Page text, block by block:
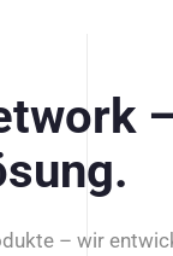
– wir